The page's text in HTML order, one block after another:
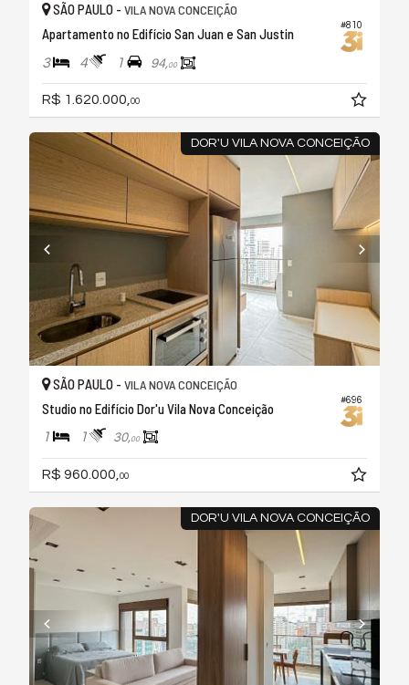
#810
SÃO PAULO - VILA NOVA CONCEIÇÃO
Apartamento no Edifício San Juan e San Justin
3 4 1 94,00
R$ 1.620.000,00
DOR'U VILA NOVA CONCEIÇÃO
#696
SÃO PAULO - VILA NOVA CONCEIÇÃO
Studio no Edifício Dor'u Vila Nova Conceição
1 1 30,00
R$ 960.000, 00
DOR'U VILA NOVA CONCEIÇÃO